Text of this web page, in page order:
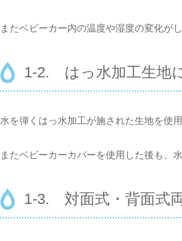
またベビーカー内の温度や湿度の変化が
1-2. はっ水加工生地
水を弾くはっ水加工が施された生地を使
またベビーカーカバーを使用した後も、
1-3. 対面式・背面式